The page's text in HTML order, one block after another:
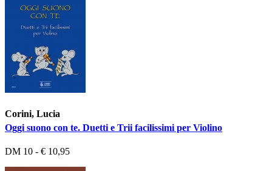
Corini, Lucia
Oggi suono con te. Duetti e Trii facilissimi per Violino
DM 10 - € 10,95